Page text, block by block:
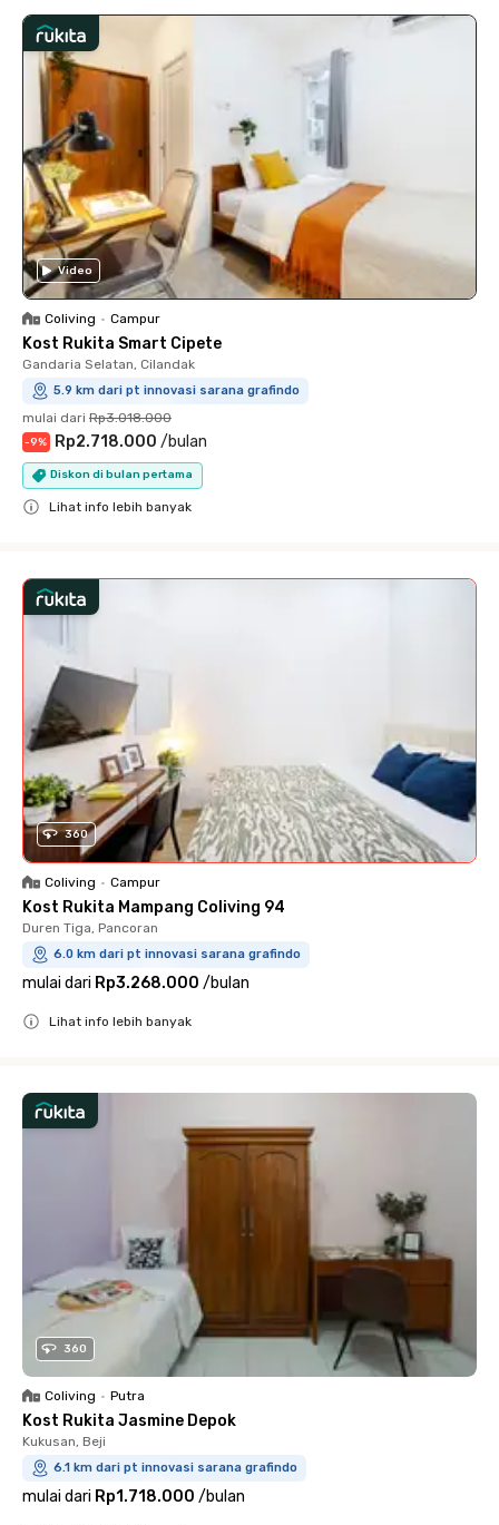
Video
Coliving • Campur
Kost Rukita Smart Cipete
Gandaria Selatan, Cilandak
5.9 km dari pt innovasi sarana grafindo
mulai dari Rp3.018.000
-9% Rp2.718.000 /bulan
Diskon di bulan pertama
Lihat info lebih banyak
360
Coliving • Campur
Kost Rukita Mampang Coliving 94
Duren Tiga, Pancoran
6.0 km dari pt innovasi sarana grafindo
mulai dari Rp3.268.000 /bulan
Lihat info lebih banyak
360
Coliving • Putra
Kost Rukita Jasmine Depok
Kukusan, Beji
6.1 km dari pt innovasi sarana grafindo
mulai dari Rp1.718.000 /bulan